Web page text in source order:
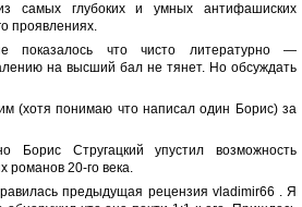
самых глубоких и умных антифашиских
проявлениях.
что чисто литературно —
на высший бал не тянет. Но обсуждать
(хотя понимаю что написал один Борис) за
Борис Стругацкий упустил возможность
романов 20-го века.
предыдущая рецензия vladimir66 . Я